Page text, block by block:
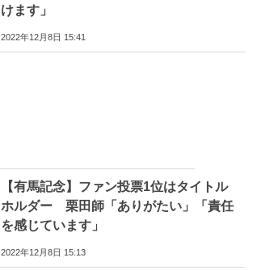
けます」
2022年12月8日 15:41
【有馬記念】ファン投票1位はタイトル
ホルダー 栗田師「ありがたい」「責任
を感じています」
2022年12月8日 15:13